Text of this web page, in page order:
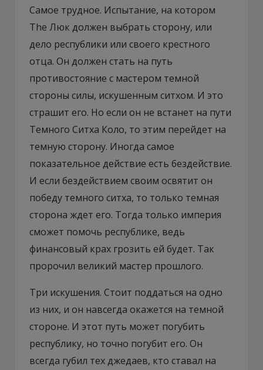
Самое трудное. Испытание, на котором
The Люк должен выбрать сторону, или
дело республики или своего крестного
отца. Он должен стать на путь
противостояние с мастером темной
стороны силы, искушенным ситхом. И это
страшит его. Но если он не встанет на пути
Темного Ситха Коло, то этим перейдет на
темную сторону. Иногда самое
показательное действие есть бездействие.
И если бездействием своим освятит он
победу темного ситха, то только темная
сторона ждет его. Тогда только империя
сможет помочь республике, ведь
финансовый крах грозить ей будет. Так
пророчил великий мастер прошлого.
Три искушения. Стоит поддаться на одно
из них, и он навсегда окажется на темной
стороне. И этот путь может погубить
республику, но точно погубит его. Он
всегда губил тех джедаев, кто ставал на